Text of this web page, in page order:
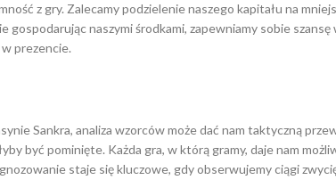
z gry. Zalecamy podzielenie naszego kapitału na
naszymi środkami, zapewniamy sobie
w prezencie.
Sankra, analiza wzorców może dać nam taktyczną
być pominięte. Każda gra, w którą gramy, daje nam
staje się kluczowe, gdy obserwujemy ciągi